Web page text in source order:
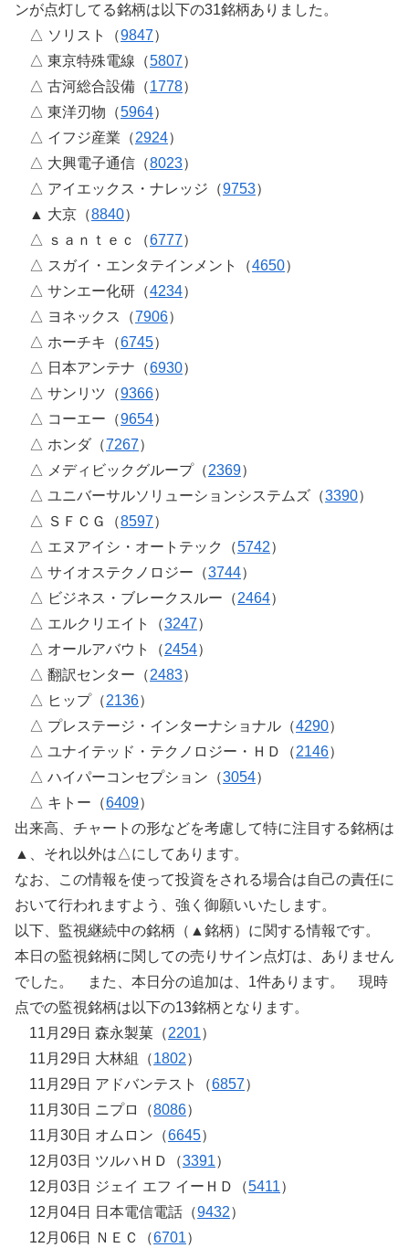
ンが点灯してる銘柄は以下の31銘柄ありました。
△ ソリスト（9847）
△ 東京特殊電線（5807）
△ 古河総合設備（1778）
△ 東洋刃物（5964）
△ イフジ産業（2924）
△ 大興電子通信（8023）
△ アイエックス・ナレッジ（9753）
▲ 大京（8840）
△ ｓａｎｔｅｃ（6777）
△ スガイ・エンタテインメント（4650）
△ サンエー化研（4234）
△ ヨネックス（7906）
△ ホーチキ（6745）
△ 日本アンテナ（6930）
△ サンリツ（9366）
△ コーエー（9654）
△ ホンダ（7267）
△ メディビックグループ（2369）
△ ユニバーサルソリューションシステムズ（3390）
△ ＳＦＣＧ（8597）
△ エヌアイシ・オートテック（5742）
△ サイオステクノロジー（3744）
△ ビジネス・ブレークスルー（2464）
△ エルクリエイト（3247）
△ オールアバウト（2454）
△ 翻訳センター（2483）
△ ヒップ（2136）
△ プレステージ・インターナショナル（4290）
△ ユナイテッド・テクノロジー・ＨＤ（2146）
△ ハイパーコンセプション（3054）
△ キトー（6409）
出来高、チャートの形などを考慮して特に注目する銘柄は
▲、それ以外は△にしてあります。
なお、この情報を使って投資をされる場合は自己の責任に
おいて行われますよう、強く御願いいたします。
以下、監視継続中の銘柄（▲銘柄）に関する情報です。
本日の監視銘柄に関しての売りサイン点灯は、ありません
でした。 また、本日分の追加は、1件あります。 現時
点での監視銘柄は以下の13銘柄となります。
11月29日 森永製菓（2201）
11月29日 大林組（1802）
11月29日 アドバンテスト（6857）
11月30日 ニプロ（8086）
11月30日 オムロン（6645）
12月03日 ツルハＨＤ（3391）
12月03日 ジェイ エフ イーＨＤ（5411）
12月04日 日本電信電話（9432）
12月06日 ＮＥＣ（6701）